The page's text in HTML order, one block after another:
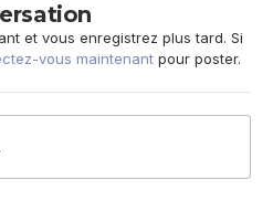
et vous enregistrez plus tard. Si
vous maintenant pour poster.